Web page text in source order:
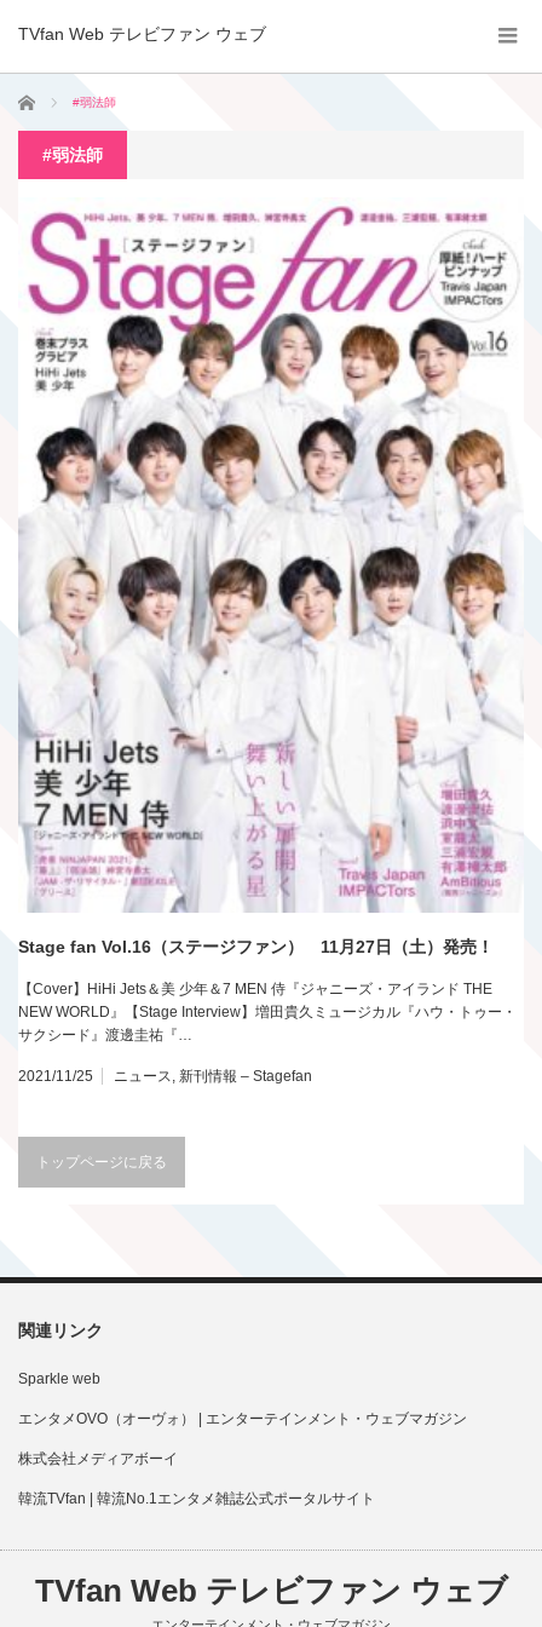
TVfan Web テレビファン ウェブ
ホーム #弱法師
#弱法師
Stage fan Vol.16（ステージファン） 11月27日（土）発売！
【Cover】HiHi Jets＆美 少年＆7 MEN 侍『ジャニーズ・アイランド THE
NEW WORLD』【Stage Interview】増田貴久ミュージカル『ハウ・トゥー・
サクシード』渡邊圭祐『…
2021/11/25 ニュース, 新刊情報 – Stagefan
トップページに戻る
関連リンク
Sparkle web
エンタメOVO（オーヴォ） | エンターテインメント・ウェブマガジン
株式会社メディアボーイ
韓流TVfan | 韓流No.1エンタメ雑誌公式ポータルサイト
TVfan Web テレビファン ウェブ